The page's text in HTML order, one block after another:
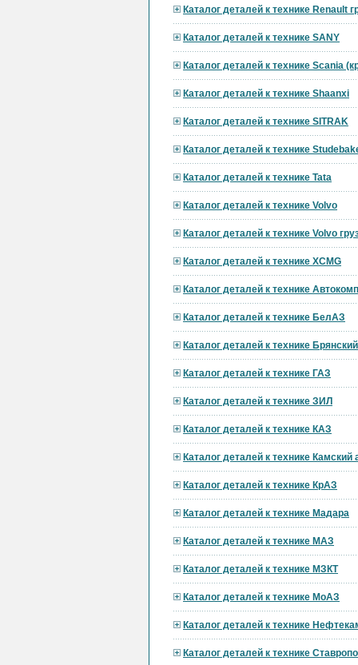
Каталог деталей к технике Renault
Каталог деталей к технике SANY
Каталог деталей к технике Scania
Каталог деталей к технике Shaanxi
Каталог деталей к технике SITRAK
Каталог деталей к технике
Каталог деталей к технике Tata
Каталог деталей к технике Volvo
Каталог деталей к технике Volvo
Каталог деталей к технике XCMG
Каталог деталей к технике
Каталог деталей к технике БелАЗ
Каталог деталей к технике
Каталог деталей к технике ГАЗ
Каталог деталей к технике ЗИЛ
Каталог деталей к технике КАЗ
Каталог деталей к технике Камский
Каталог деталей к технике КрАЗ
Каталог деталей к технике Мадара
Каталог деталей к технике МАЗ
Каталог деталей к технике МЗКТ
Каталог деталей к технике МоАЗ
Каталог деталей к технике
Каталог деталей к технике